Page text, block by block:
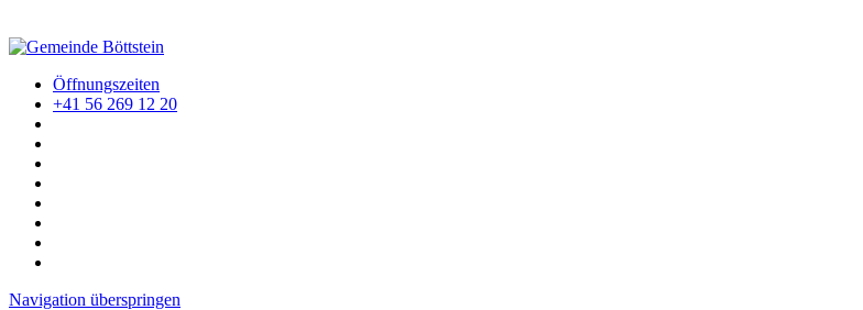
Öffnungszeiten
+41 56 269 12 20
Navigation überspringen